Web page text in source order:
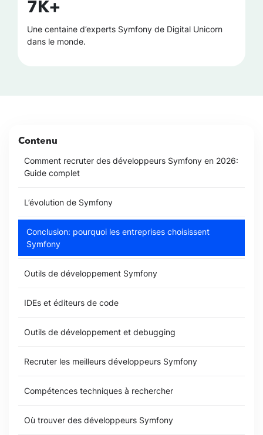
7K+
Une centaine d’experts Symfony de Digital Unicorn
dans le monde.
Contenu
Comment recruter des développeurs Symfony en 2026:
Guide complet
L’évolution de Symfony
Conclusion: pourquoi les entreprises choisissent
Symfony
Outils de développement Symfony
IDEs et éditeurs de code
Outils de développement et debugging
Recruter les meilleurs développeurs Symfony
Compétences techniques à rechercher
Où trouver des développeurs Symfony